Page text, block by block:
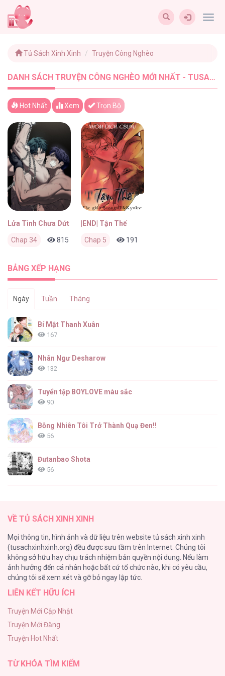
Tủ Sách Xinh Xinh Truyện Công Nghèo
DANH SÁCH TRUYỆN CÔNG NGHÈO MỚI NHẤT - TUSACHXINHXINH (2)
Hot Nhất Xem Trọn Bộ
Lửa Tình Chưa Dứt
Chap 34 815 0 21 giờ trước
|END| Tận Thế
Chap 5 191
BẢNG XẾP HẠNG
Ngày Tuần Tháng
Bí Mật Thanh Xuân
167
Nhân Ngư Desharow
132
Tuyển tập BOYLOVE màu sắc
90
Bỗng Nhiên Tôi Trở Thành Quạ Đen!!
56
Đutanbao Shota
56
54
Một Đêm Nọ Đột Nhiên Yandere Tới!
51
Cách Khiến Phu Quân Đứng Về Phía Tôi
ONESHOT CHỊCH VỒN CHỊCH VÃ
47
VỀ TỦ SÁCH XINH XINH
Mọi thông tin, hình ảnh và dữ liệu trên website tủ sách xinh xinh
(tusachxinhxinh.org) đều được sưu tầm trên Internet. Chúng tôi
không sở hữu hay chịu trách nhiệm bản quyền nội dung. Nếu làm
ảnh hưởng đến cá nhân hoặc bất cứ tổ chức nào, khi có yêu cầu,
chúng tôi sẽ xem xét và gỡ bỏ ngay lập tức.
LIÊN KẾT HỮU ÍCH
Truyện Mới Cập Nhật
Truyện Mới Đăng
Truyện Hot Nhất
TỪ KHÓA TÌM KIẾM